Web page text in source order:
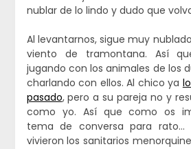
nublar de lo lindo y dudo que
Al levantarnos, sigue muy
viento de tramontana. Así
jugando con los animales de los
charlando con ellos. Al chico ya
pasado, pero a su pareja no y
como yo. Así que como os
tema de conversa para rato…
vivieron los sanitarios